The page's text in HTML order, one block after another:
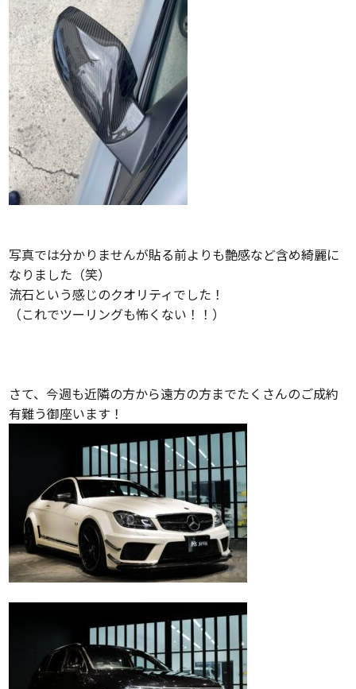
写真では分かりませんが貼る前よりも艶感など含め綺麗に
なりました（笑）
流石という感じのクオリティでした！
（これでツーリングも怖くない！！）
さて、今週も近隣の方から遠方の方までたくさんのご成約
有難う御座います！